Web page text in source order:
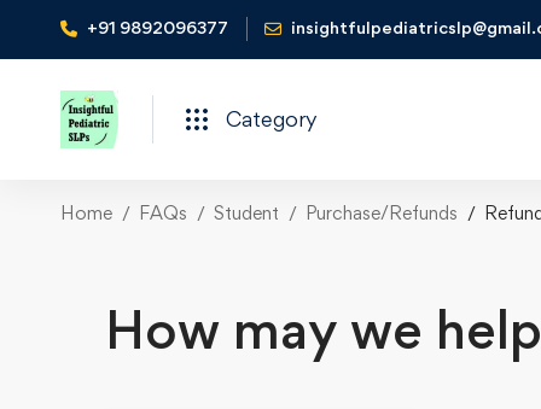
+91 9892096377
Category
Home FAQs Student Purchase/Refunds
How may we